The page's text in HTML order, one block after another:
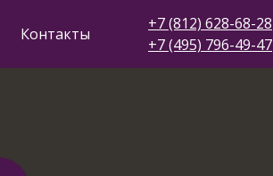
Контакты
+7 (812) 628-68-28
+7 (495) 796-49-47